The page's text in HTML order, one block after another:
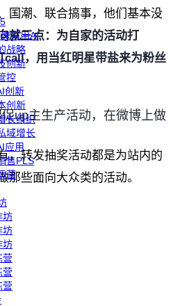
采用AI
战略
创新
控
创新
创新
长组织
域增长
应用
售PLS
营
坊
坊
坊
营
营
营
国潮、联合搞事，他们基本没
就三点：为自家的活动打
，用当红明星带盐来为粉丝
up主生产活动，在微博上做
，转发抽奖活动都是为站内的
那些面向大众类的活动。